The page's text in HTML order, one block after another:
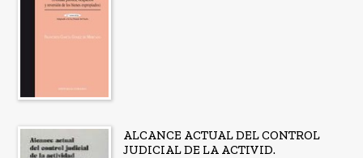
ALCANCE ACTUAL DEL CONTROL
JUDICIAL DE LA ACTIVID.